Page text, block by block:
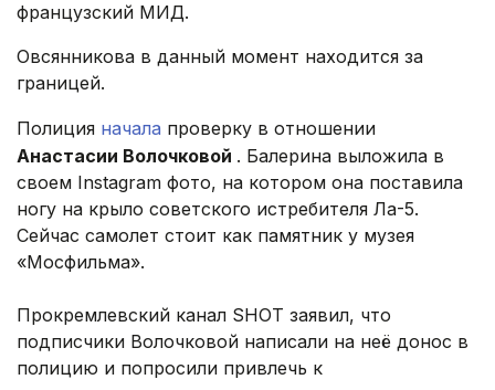
французский МИД.
Овсянникова в данный момент находится за
границей.
Полиция начала проверку в отношении
Анастасии Волочковой . Балерина выложила в
своем Instagram фото, на котором она поставила
ногу на крыло советского истребителя Ла-5.
Сейчас самолет стоит как памятник у музея
«Мосфильма».
Прокремлевский канал SHOT заявил, что
подписчики Волочковой написали на неё донос в
полицию и попросили привлечь к